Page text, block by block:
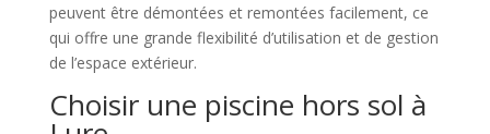
peuvent être démontées et remontées facilement, ce
qui offre une grande flexibilité d’utilisation et de gestion
de l’espace extérieur.
Choisir une piscine hors sol à